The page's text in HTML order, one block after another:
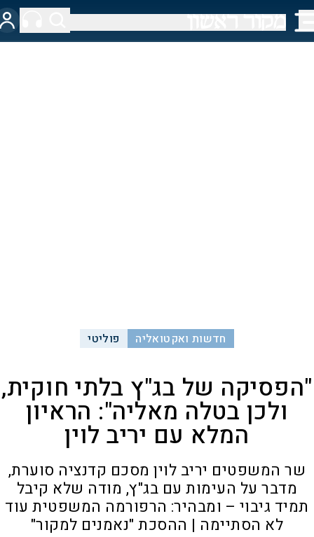
חדשות ואקטואליה פוליטי
"הפסיקה של בג"ץ בלתי חוקית,
ולכן בטלה מאליה": הראיון
המלא עם יריב לוין
שר המשפטים יריב לוין מסכם קדנציה סוערת,
מדבר על העימות עם בג"ץ, מודה שלא קיבל
תמיד גיבוי – ומבהיר: הרפורמה המשפטית עוד
לא הסתיימה | ההסכת "נאמנים למקור"